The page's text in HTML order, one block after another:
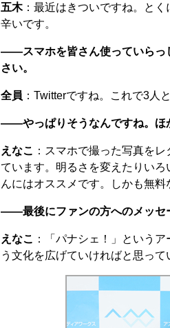
五木：最近はきついですね。と
辛いです。
――スマホを皆さん使っていらっ
さい。
全員 ：Twitterですね。これで3人
――やっぱりそうなんですね。ほ
えなこ ：スマホで撮った写真をレ
ています。明るさを変えたりい
んにはオススメです。しかも無料
――最後にファンの方へのメッセ
えなこ
：「パナシェ！」という
う文化を広げていければと思っ